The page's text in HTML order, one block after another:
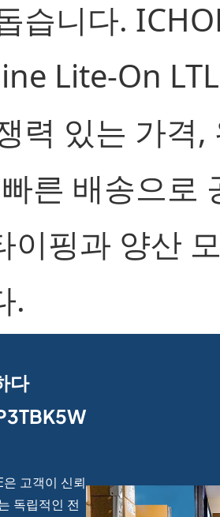
습니다.
Lite-On
력 있는 가격,
른 배송으로
이핑과 양산
.
다
고객이 신뢰
독립적인 전